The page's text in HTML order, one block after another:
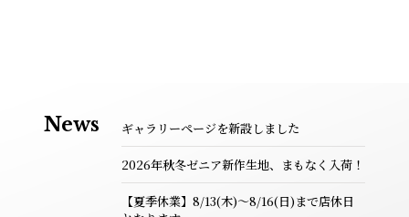
News ギャラリーページを新設しました
2026年秋冬ゼニア新作生地、まもなく入荷！
【夏季休業】8/13(木)～8/16(日)まで店休日